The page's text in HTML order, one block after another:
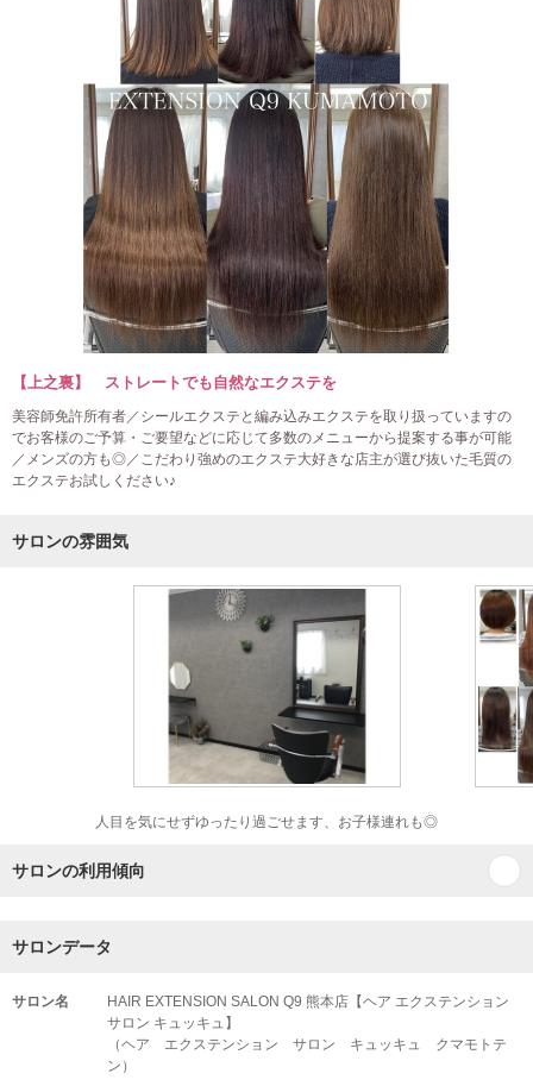
【上之裏】 ストレートでも自然なエクステを
美容師免許所有者／シールエクステと編み込みエクステを取り扱っていますの
でお客様のご予算・ご要望などに応じて多数のメニューから提案する事が可能
／メンズの方も◎／こだわり強めのエクステ大好きな店主が選び抜いた毛質の
エクステお試しください♪
サロンの雰囲気
人目を気にせずゆったり過ごせます、お子様連れも◎
サロンの利用傾向
サロンデータ
サロン名
HAIR EXTENSION SALON Q9 熊本店【ヘア エクステンション
サロン キュッキュ】
（ヘア エクステンション サロン キュッキュ クマモトテ
ン）